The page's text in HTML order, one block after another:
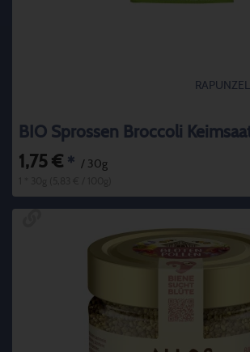
BIO Sprossen Broccoli
1,75 € * / 30g